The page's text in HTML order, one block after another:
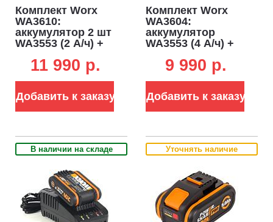
Комплект Worx
WA3610:
аккумулятор 2 шт
WA3553 (2 А/ч) +
зарядное
11 990 p.
Добавить к заказу
Комплект Worx
WA3604:
аккумулятор
WA3553 (4 А/ч) +
устройство
WA3880 (2 А)
9 990 p.
Добавить к заказу
В наличии на складе Уточнять наличие